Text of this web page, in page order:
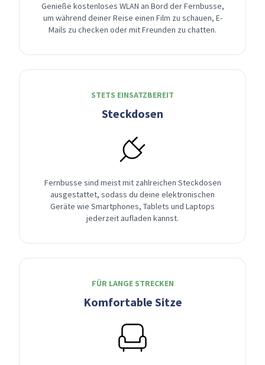
Genieße kostenloses WLAN an Bord der Fernbusse,
um während deiner Reise einen Film zu schauen, E-
Mails zu checken oder mit Freunden zu chatten.
STETS EINSATZBEREIT
Steckdosen
Fernbusse sind meist mit zahlreichen Steckdosen
ausgestattet, sodass du deine elektronischen
Geräte wie Smartphones, Tablets und Laptops
jederzeit aufladen kannst.
FÜR LANGE STRECKEN
Komfortable Sitze